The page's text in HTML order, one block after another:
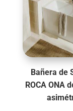
Bañera de
ROCA ONA